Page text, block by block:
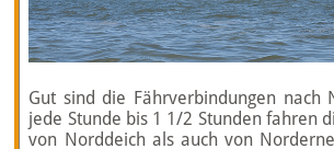
Gut sind die Fährverbindungen nach
jede Stunde bis 1 1/2 Stunden fahren
von Norddeich als auch von